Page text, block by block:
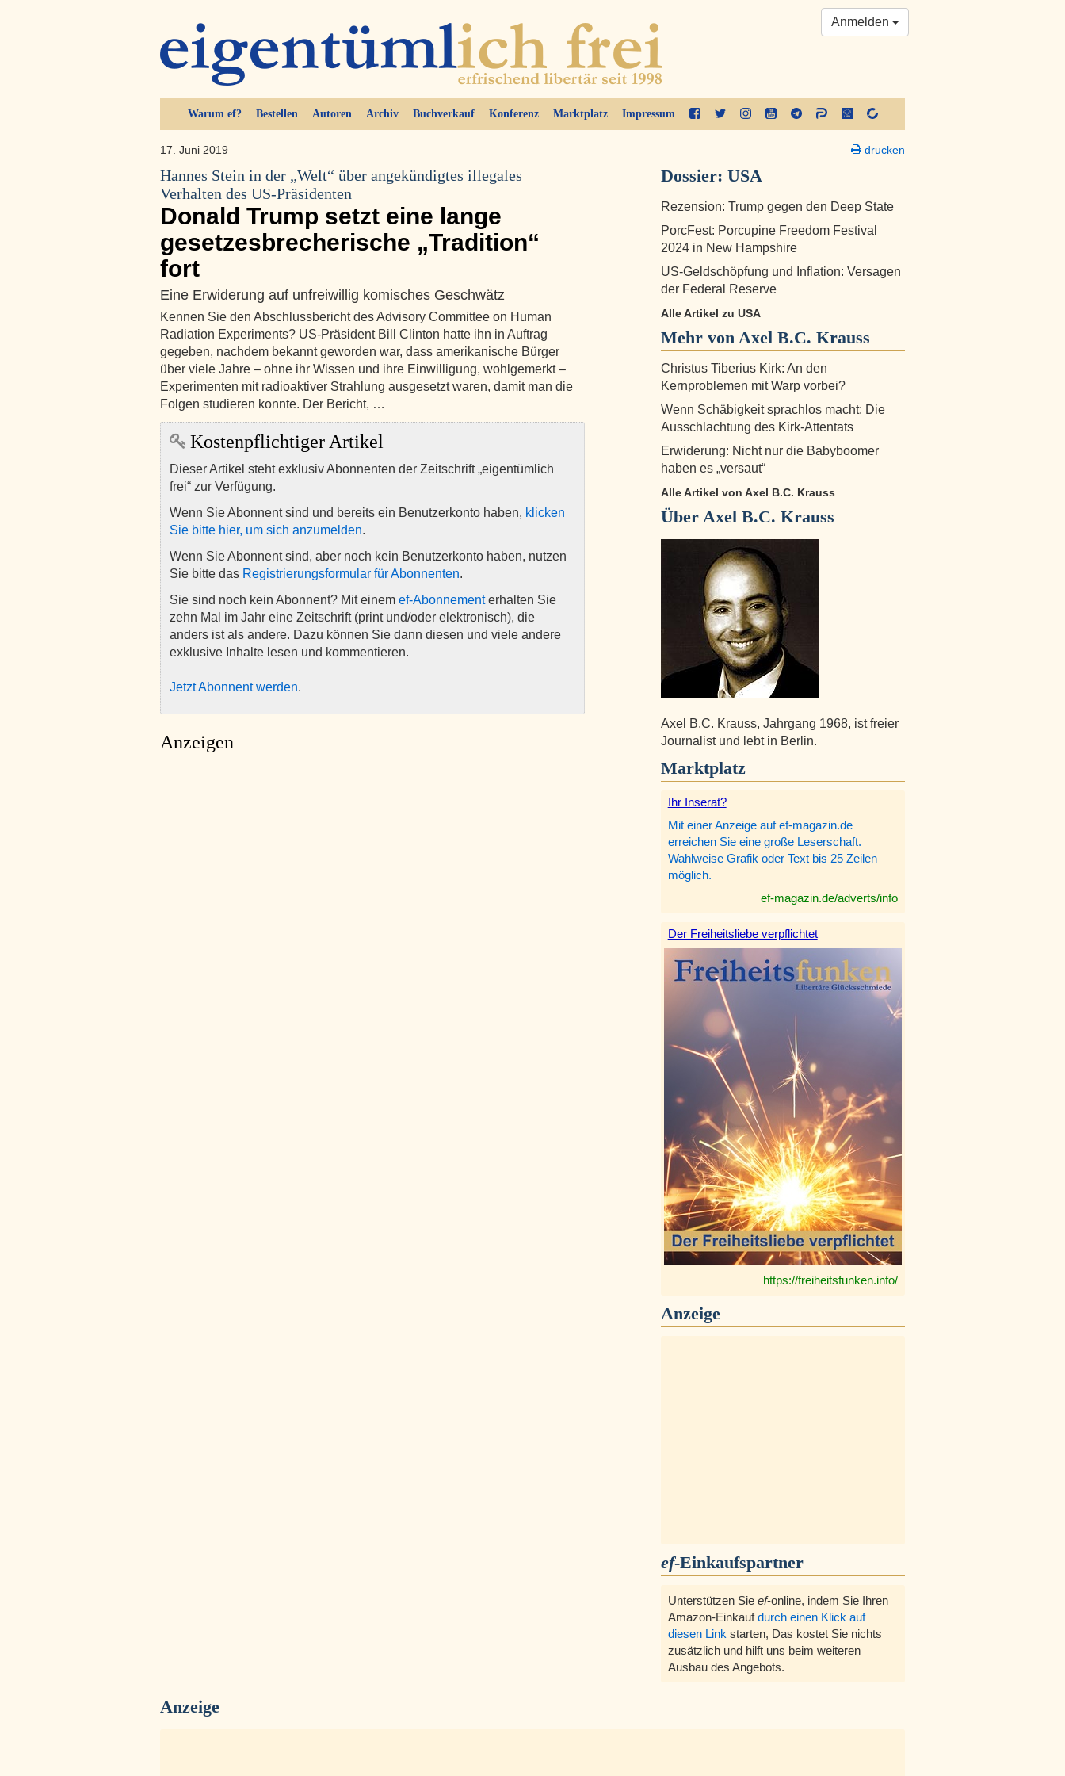
Warum ef? Bestellen Autoren Archiv Buchverkauf Konferenz Marktplatz Impressum
Anmelden
17. Juni 2019
Hannes Stein in der „Welt“ über angekündigtes illegales
Verhalten des US-Präsidenten
Donald Trump setzt eine lange
gesetzesbrecherische „Tradition“
fort
Eine Erwiderung auf unfreiwillig komisches Geschwätz
Kennen Sie den Abschlussbericht des Advisory Committee on Human
Radiation Experiments? US-Präsident Bill Clinton hatte ihn in Auftrag
gegeben, nachdem bekannt geworden war, dass amerikanische Bürger
über viele Jahre – ohne ihr Wissen und ihre Einwilligung, wohlgemerkt –
Experimenten mit radioaktiver Strahlung ausgesetzt waren, damit man die
Folgen studieren konnte. Der Bericht, …
Kostenpflichtiger Artikel
Dieser Artikel steht exklusiv Abonnenten der Zeitschrift „eigentümlich
frei“ zur Verfügung.
Wenn Sie Abonnent sind und bereits ein Benutzerkonto haben, klicken
Sie bitte hier, um sich anzumelden.
Wenn Sie Abonnent sind, aber noch kein Benutzerkonto haben, nutzen
Sie bitte das Registrierungsformular für Abonnenten.
Sie sind noch kein Abonnent? Mit einem ef-Abonnementerhalten Sie
zehn Mal im Jahr eine Zeitschrift (print und/oder elektronisch), die
anders ist als andere. Dazu können Sie dann diesen und viele andere
exklusive Inhalte lesen und kommentieren.
Jetzt Abonnent werden.
Anzeigen
drucken
Dossier: USA
Rezension: Trump gegen den Deep State
PorcFest: Porcupine Freedom Festival
2024 in New Hampshire
US-Geldschöpfung und Inflation: Versagen
der Federal Reserve
Alle Artikel zu USA
Mehr von Axel B.C. Krauss
Christus Tiberius Kirk: An den
Kernproblemen mit Warp vorbei?
Wenn Schäbigkeit sprachlos macht: Die
Ausschlachtung des Kirk-Attentats
Erwiderung: Nicht nur die Babyboomer
haben es „versaut“
Alle Artikel von Axel B.C. Krauss
Über Axel B.C. Krauss
Axel B.C. Krauss, Jahrgang 1968, ist freier
Journalist und lebt in Berlin.
Marktplatz
Ihr Inserat?
Mit einer Anzeige auf ef-magazin.de
erreichen Sie eine große Leserschaft.
Wahlweise Grafik oder Text bis 25 Zeilen
möglich.
ef-magazin.de/adverts/info
Der Freiheitsliebe verpflichtet
https://freiheitsfunken.info/
Anzeige
ef-Einkaufspartner
Unterstützen Sie ef-online, indem Sie Ihren
Amazon-Einkaufdurch einen Klick auf
diesen Link starten, Das kostet Sie nichts
zusätzlich und hilft uns beim weiteren
Ausbau des Angebots.
Anzeige